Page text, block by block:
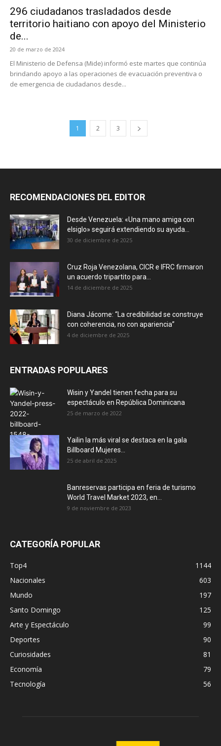
296 ciudadanos trasladados desde
territorio haitiano con apoyo del Ministerio
de...
20 de marzo de 2024
El Ministerio de Defensa (Mide) informó este martes que continúa
brindando apoyo a las operaciones de evacuación preventiva o
de emergencia de ciudadanos desde...
1 2 3
RECOMENDACIONES DEL EDITOR
Desde Venezuela: «Una mano amiga con
elsiglo» seguirá extendiendo su ayuda...
30 de diciembre de 2025
Cruz Roja Venezolana, CICR e IFRC firmaron
un acuerdo tripartito para...
14 de diciembre de 2025
Diana Jácome: “La credibilidad se construye
con coherencia, no con apariencia”
4 de diciembre de 2025
ENTRADAS POPULARES
Wisin y Yandel tienen fecha para su
espectáculo en República Dominicana
25 de marzo de 2022
Yailin la más viral se destaca en la gala
Billboard Mujeres...
25 de abril de 2025
Banreservas participa en feria de turismo
World Travel Market 2023, en...
9 de noviembre de 2023
CATEGORÍA POPULAR
Top4
1144
Nacionales
603
Mundo
197
Santo Domingo
125
Arte y Espectáculo
99
Deportes
90
Curiosidades
81
Economía
79
Tecnología
56